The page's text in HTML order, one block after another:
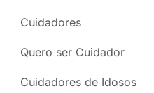
Cuidadores
Quero ser Cuidador
Cuidadores de Idosos